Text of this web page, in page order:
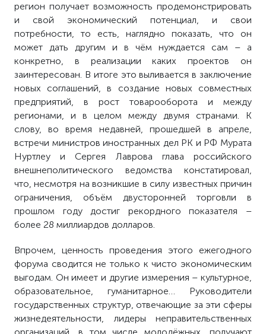
регион получает возможность продемонстрировать
и свой экономический потенциал, и свои
потребности, то есть, наглядно показать, что он
может дать другим и в чём нуждается сам – а
конкретно, в реализации каких проектов он
заинтересован. В итоге это выливается в заключение
новых соглашений, в создание новых совместных
предприятий, в рост товарооборота и между
регионами, и в целом между двумя странами. К
слову, во время недавней, прошедшей в апреле,
встречи министров иностранных дел РК и РФ Мурата
Нуртлеу и Сергея Лаврова глава российского
внешнеполитического ведомства констатировал,
что, несмотря на возникшие в силу известных причин
ограничения, объём двусторонней торговли в
прошлом году достиг рекордного показателя –
более 28 миллиардов долларов.
Впрочем, ценность проведения этого ежегодного
форума сводится не только к чисто экономическим
выгодам. Он имеет и другие измерения – культурное,
образовательное, гуманитарное… Руководители
государственных структур, отвечающие за эти сферы
жизнедеятельности, лидеры неправительственных